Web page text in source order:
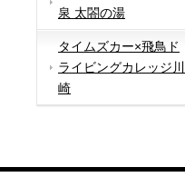
泉 太閤の湯
タイムズカー×飛鳥ド
ライビングカレッジ川
崎